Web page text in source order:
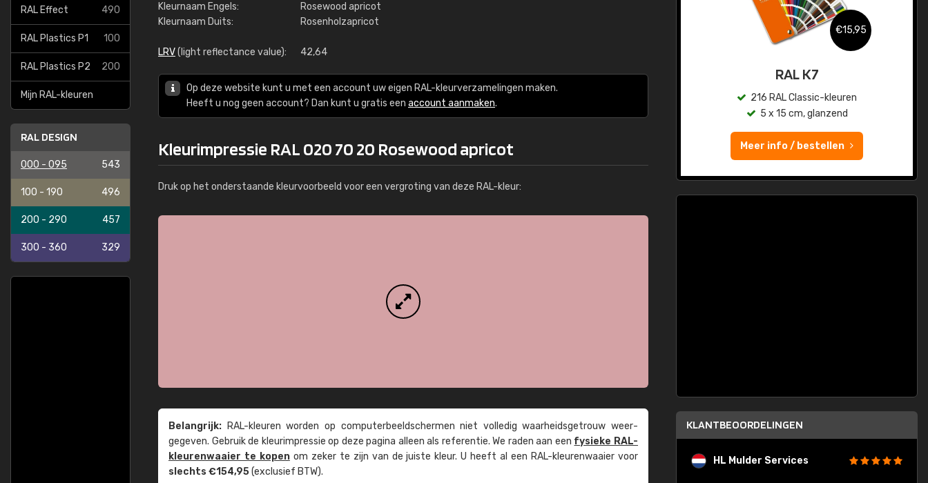
RAL Effect 490
RAL Plastics P1 100
RAL Plastics P2 200
Mijn RAL-kleuren
RAL DESIGN
000 - 095 543
100 - 190 496
200 - 290 457
300 - 360 329
Kleurnaam Engels:
Rosewood apricot
Kleurnaam Duits:
Rosenholzapricot
LRV(light reflectance value): 42,64
Op deze website kunt u met een account uw eigen RAL-kleurverzamelingen maken.
Heeft u nog geen account? Dan kunt u gratis een account aanmaken.
Kleurimpressie RAL 020 70 20 Rosewood apricot
Druk op het onderstaande kleurvoorbeeld voor een vergroting van deze RAL-kleur:
Belangrijk: RAL-kleuren worden op computer­beeld­schermen niet volledig waarheids­­getrouw weer­
gegeven. Gebruik de kleur­impressie op deze pagina alleen als referentie. We raden aan een fysieke RAL-
kleuren­waaier te kopenom zeker te zijn van de juiste kleur. U heeft al een RAL-kleuren­waaier voor
slechts €154,95(exclusief BTW).
RAL K7 op waterbasis
Meer info / bestellen
€15,95
RAL K7
216 RAL Classic-kleuren
5 x 15 cm, glanzend
Meer info / bestellen
KLANTBEOORDELINGEN
Kambier BV HL Mulder Services